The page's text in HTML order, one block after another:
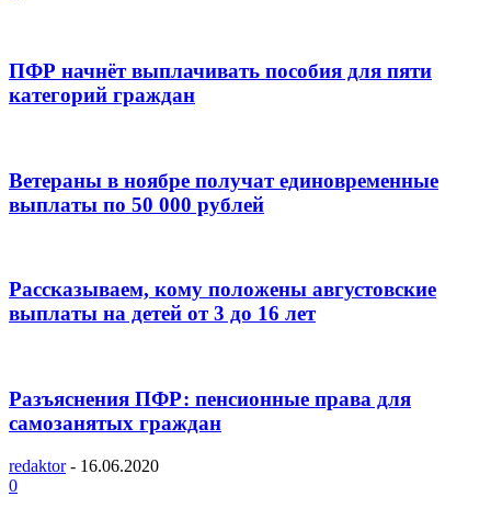
ПФР начнёт выплачивать пособия для пяти
категорий граждан
Ветераны в ноябре получат единовременные
выплаты по 50 000 рублей
Рассказываем, кому положены августовские
выплаты на детей от 3 до 16 лет
Разъяснения ПФР: пенсионные права для
самозанятых граждан
redaktor - 16.06.2020
0